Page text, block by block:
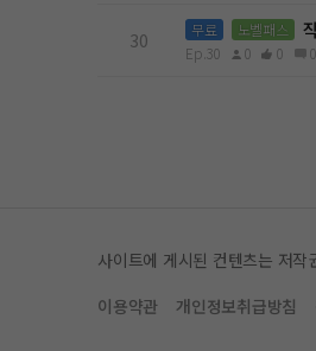
30 무료 노벨패스
Ep.30 0 0 0
사이트에 게시된 컨텐츠는 저
이용약관
개인정보취급방침